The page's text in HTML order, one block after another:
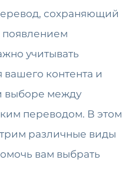
сохраняющий
появлением
учитывать
контента и
выборе между
переводом. В этом
различные виды
вам выбрать